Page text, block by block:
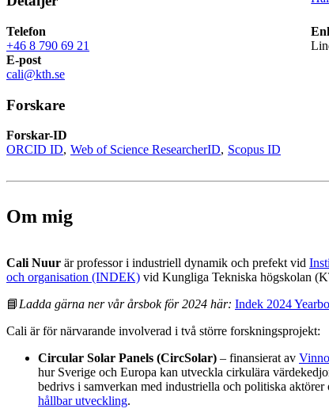
Telefon
+46 8 790 69 21
E-post
cali@kth.se
Forskare
Forskar-ID
ORCID ID Web of Science ResearcherID Scopus ID
Om mig
Cali Nuur är professor i industriell dynamik och prefekt vid
och organisation (INDEK) vid Kungliga Tekniska högskolan
📘 Ladda gärna ner vår årsbok för 2024 här: Indek 2024
Cali är för närvarande involverad i två större forskningsprojekt:
Circular Solar Panels (CircSolar) – finansierat av
hur Sverige och Europa kan utveckla cirkulära
bedrivs i samverkan med industriella och politiska aktörer
hållbar utveckling.